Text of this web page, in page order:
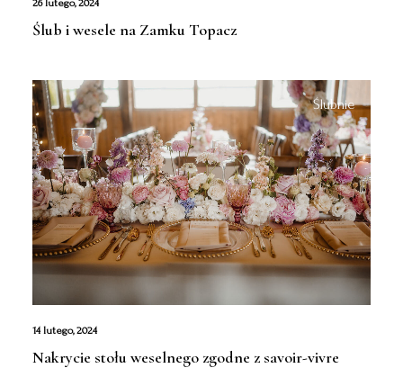
26 lutego, 2024
Ślub i wesele na Zamku Topacz
Ślubnie
14 lutego, 2024
Nakrycie stołu weselnego zgodne z savoir-vivre